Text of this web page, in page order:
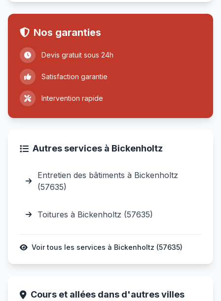
Nos garanties
Devis gratuit sous 24h
Satisfaction garantie
Intervention rapide
Autres services à Bickenholtz
Entretien des bâtiments à Bickenholtz
(57635)
Toitures à Bickenholtz (57635)
Voir tous les services à Bickenholtz (57635)
Cours et allées dans d'autres villes